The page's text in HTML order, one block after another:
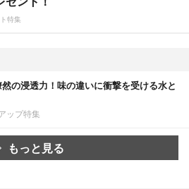
特集
の浸透力！味の違いに衝撃を受ける水と
ップ特集
もっと見る